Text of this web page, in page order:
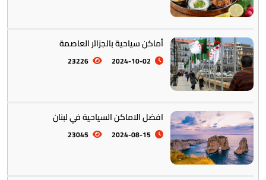
تخطيط الرحلات والتنقلأماكن سياحية بالجزائر العاصمة
2024-10-02
23226
افضل الاماكن السياحية في لبنان
2024-08-15
23045